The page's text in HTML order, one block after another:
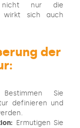
nicht nur die
wirkt sich auch
der
Sie
definieren und
Ermutigen Sie